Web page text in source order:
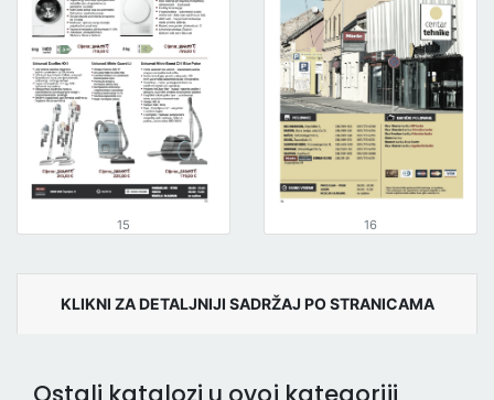
15 16
KLIKNI ZA DETALJNIJI SADRŽAJ PO STRANICAMA